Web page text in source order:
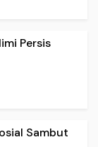
Persis
Sambut